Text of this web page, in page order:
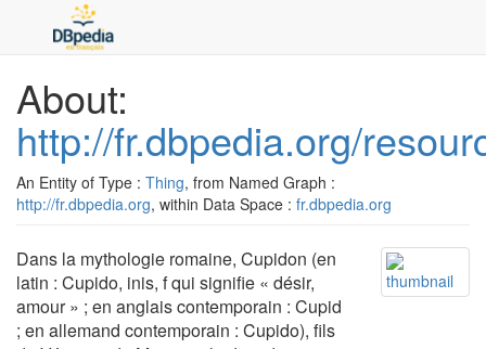
About:
http://fr.dbpedia.org/
An Entity of Type : Thing, from Named Graph :
http://fr.dbpedia.org, within Data Space : fr.dbpedia.org
Dans la mythologie romaine, Cupidon (en
latin : Cupido, inis, f qui signifie « désir,
amour » ; en anglais contemporain : Cupid
; en allemand contemporain : Cupido), fils